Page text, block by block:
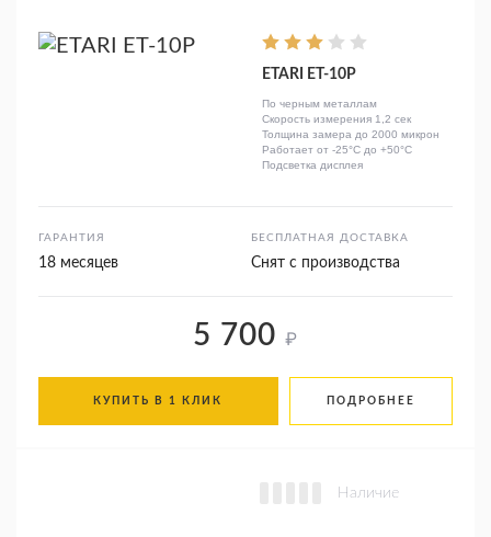
ETARI ЕТ-10Р
По черным металлам
Скорость измерения 1,2 сек
Толщина замера до 2000 микрон
Работает от -25°C до +50°C
Подсветка дисплея
ГАРАНТИЯ
18 месяцев
БЕСПЛАТНАЯ ДОСТАВКА
Снят с производства
5 700 ₽
КУПИТЬ В 1 КЛИК ПОДРОБНЕЕ
Наличие